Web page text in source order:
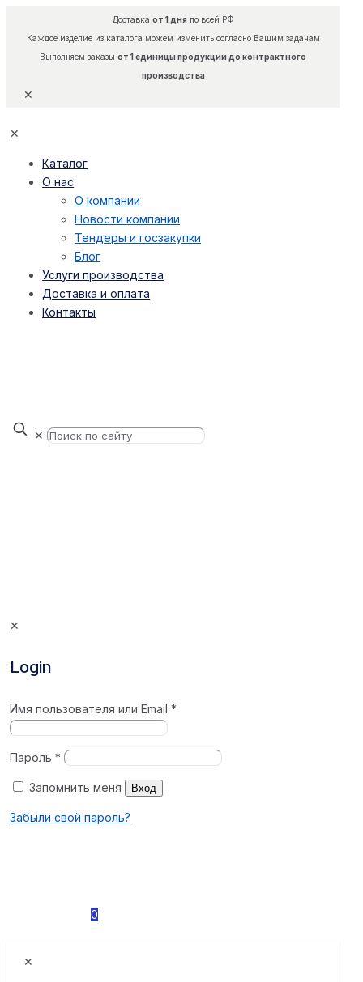
Доставка от 1 дняпо всей РФ
Каждое изделие из каталога можем изменить согласно Вашим задачам
Выполняем заказы от 1 единицы продукции до контрактного
производства
✕
✕
Каталог
О нас
О компании
Новости компании
Тендеры и госзакупки
Блог
Услуги производства
Доставка и оплата
Контакты
✕
✕
Login
Имя пользователя или Email*
Пароль*
Запомнить меня Вход
Забыли свой пароль?
0
✕